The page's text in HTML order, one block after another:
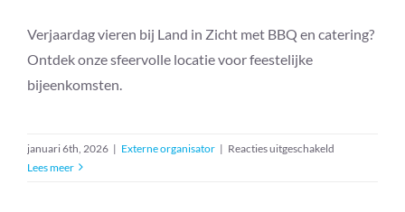
Verjaardag vieren bij Land in Zicht met BBQ en catering?
Ontdek onze sfeervolle locatie voor feestelijke
bijeenkomsten.
januari 6th, 2026 | Externe organisator | Reacties uitgeschakeld
Lees meer